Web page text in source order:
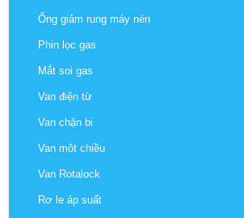
Ống giảm rung máy nén
Phin lọc gas
Mắt soi gas
Van điện từ
Van chặn bi
Van một chiều
Van Rotalock
Rơ le áp suất